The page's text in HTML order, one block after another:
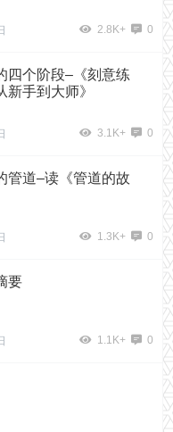
2.8K+ 0
四个阶段–《刻意练
新手到大师》
3.1K+ 0
管道–读《管道的故
1.3K+ 0
要
1.1K+ 0